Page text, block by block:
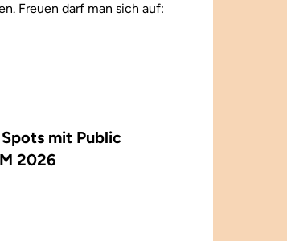
Freuen darf man sich auf:
mit Public
2026